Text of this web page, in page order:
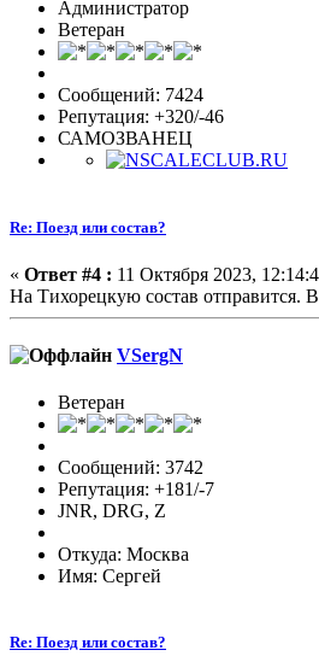
Администратор
Ветеран
Сообщений: 7424
Репутация: +320/-46
САМОЗВАНЕЦ
Re: Поезд или состав?
« Ответ #4 : 11 Октября 2023,
На Тихорецкую состав отправится.
VSergN
Ветеран
Сообщений: 3742
Репутация: +181/-7
JNR, DRG, Z
Откуда: Москва
Имя: Сергей
Re: Поезд или состав?